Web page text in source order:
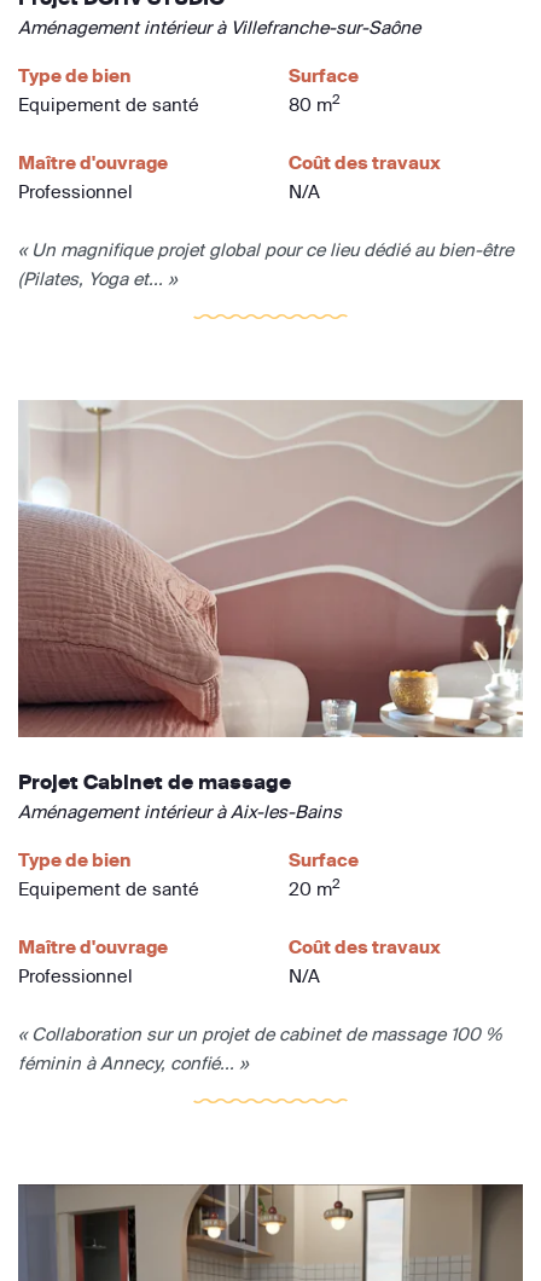
Aménagement intérieur à Villefranche-sur-Saône
Type de bien
Equipement de santé
Surface
80 m2
Maître d'ouvrage
Professionnel
Coût des travaux
N/A
« Un magnifique projet global pour ce lieu dédié au bien-être
(Pilates, Yoga et... »
Projet Cabinet de massage
Aménagement intérieur à Aix-les-Bains
Type de bien
Equipement de santé
Surface
20 m2
Maître d'ouvrage
Professionnel
Coût des travaux
N/A
« Collaboration sur un projet de cabinet de massage 100 %
féminin à Annecy, confié... »